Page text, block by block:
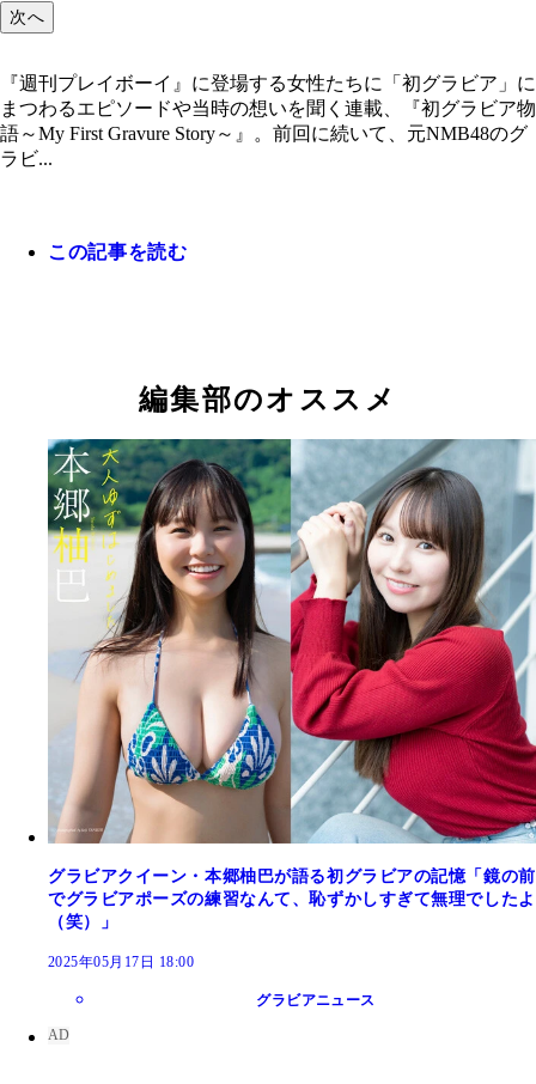
『ほんまに好き』 撮影：阿部ちづる NMB48卒業
優としての道を歩み始めて約1年半。今回のテーマ
トロモダンな温泉宿で1泊2日のお忍び旅行。温泉
て、ごはんを食べて。一緒に旅行を楽しんでいる
にドキドキ。また、裏テーマは「猫」。よく見る
ぽいポーズや表情にも挑戦していて、その愛らし
見です!!
次へ
『週刊プレイボーイ』に登場する女性たちに「初グラビア」に
まつわるエピソードや当時の想いを聞く連載、『初グラビア物
語～My First Gravure Story～』。前回に続いて、元NMB48のグ
ラビ...
この記事を読む
編集部のオススメ
グラビアクイーン・本郷柚巴が語る初グラビアの記憶「鏡の前
でグラビアポーズの練習なんて、恥ずかしすぎて無理でしたよ
（笑）」
2025年05月17日 18:00
グラビアニュース